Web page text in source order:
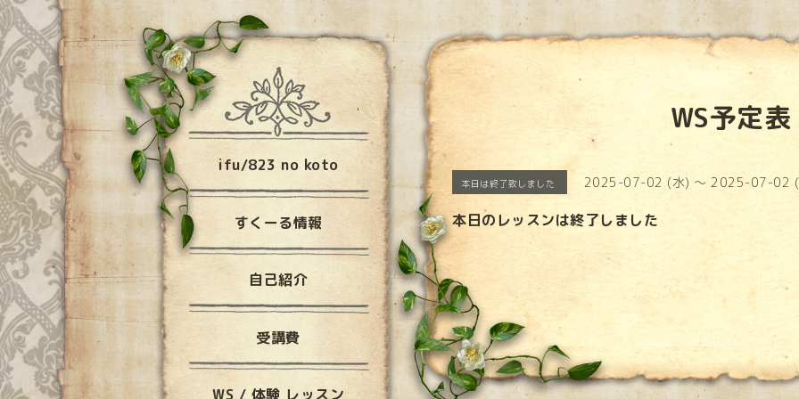
WS予定表
本日は終了致しました 2025-07-02 (水) ～ 2025-07-02
本日のレッスンは終了しました
ifu/823 no koto
すくーる情報
自己紹介
受講費
WS / 体験 レッスン